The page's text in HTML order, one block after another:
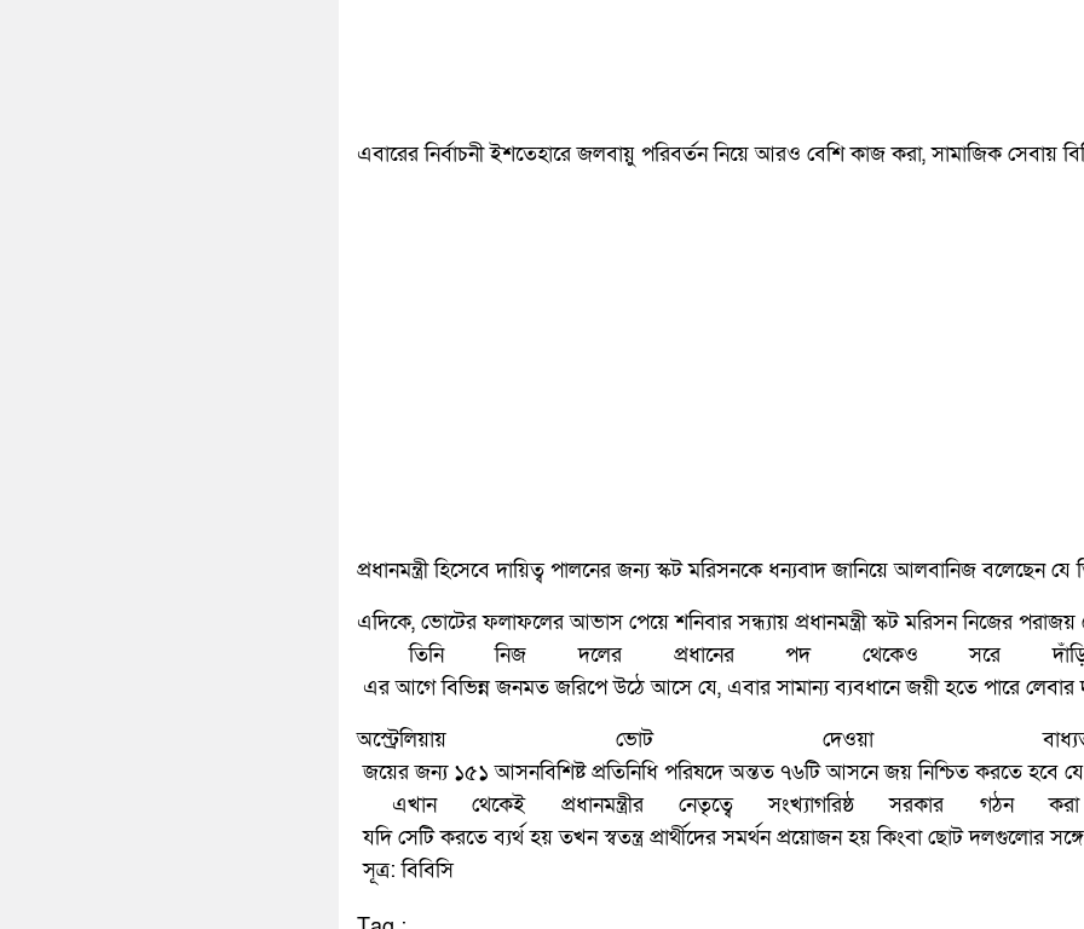
এবারের নির্বাচনী ইশতেহারে জলবায়ু পরিবর্তন নিয়ে আরও বেশি কাজ করা, সামাজিক
প্রধানমন্ত্রী হিসেবে দায়িত্ব পালনের জন্য স্কট মরিসনকে ধন্যবাদ জানিয়ে আলবানিজ বলেছেন
এদিকে, ভোটের ফলাফলের আভাস পেয়ে শনিবার সন্ধ্যায় প্রধানমন্ত্রী স্কট মরিসন নিজের
তিনি নিজ দলের প্রধানের পদ থেকেও সরে
এর আগে বিভিন্ন জনমত জরিপে উঠে আসে যে, এবার সামান্য ব্যবধানে জয়ী হতে পারে লেবার
অস্ট্রেলিয়ায় ভোট দেওয়া
জয়ের জন্য ১৫১ আসনবিশিষ্ট প্রতিনিধি পরিষদে অন্তত ৭৬টি আসনে জয় নিশ্চিত করতে হবে
এখান থেকেই প্রধানমন্ত্রীর নেতৃত্বে সংখ্যাগরিষ্ঠ সরকার গঠন
যদি সেটি করতে ব্যর্থ হয় তখন স্বতন্ত্র প্রার্থীদের সমর্থন প্রয়োজন হয় কিংবা ছোট দলগুলোর
সূত্র: বিবিসি